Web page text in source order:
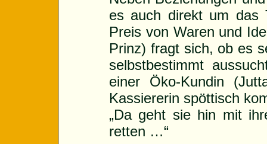
es auch direkt um das
Preis von Waren und
Prinz) fragt sich, ob es
selbstbestimmt
einer Öko-Kundin
Kassiererin spöttisch
„Da geht sie hin mit
retten …“